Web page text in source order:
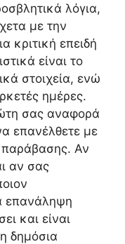
λόγια,
με την
κριτική επειδή
είναι το
στοιχεία, ενώ
ημέρες.
σας αναφορά
επανέλθετε με
παράβασης. Αν
αν σας
επανάληψη
και είναι
δημόσια